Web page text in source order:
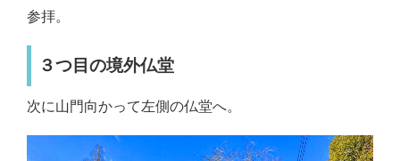
参拝。
３つ目の境外仏堂
次に山門向かって左側の仏堂へ。